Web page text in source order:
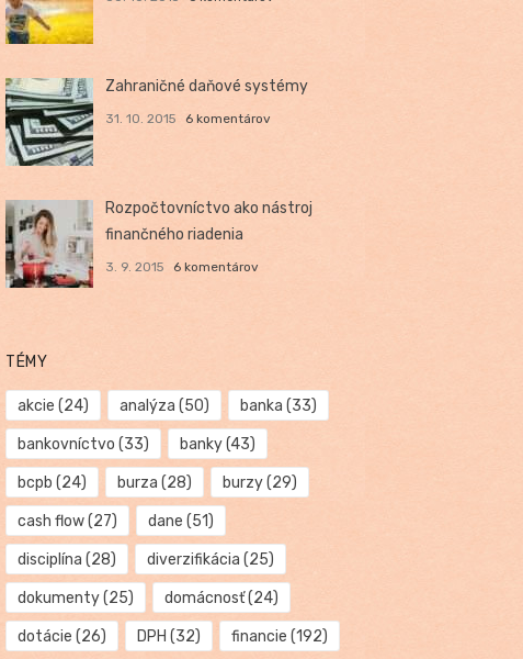
Zahraničné daňové systémy
31. 10. 2015 6 komentárov
Rozpočtovníctvo ako nástroj
finančného riadenia
3. 9. 2015 6 komentárov
TÉMY
akcie (24) analýza (50) banka (33)
bankovníctvo (33) banky(43)
bcpb (24) burza (28) burzy(29)
cash flow(27) dane (51)
disciplína (28) diverzifikácia (25)
dokumenty(25) domácnosť(24)
dotácie (26) DPH (32) financie (192)